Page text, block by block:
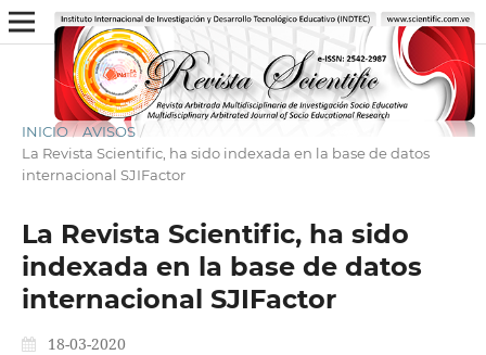
INICIO / AVISOS /
La Revista Scientific, ha sido indexada en la base de datos
internacional SJIFactor
La Revista Scientific, ha sido
indexada en la base de datos
internacional SJIFactor
18-03-2020